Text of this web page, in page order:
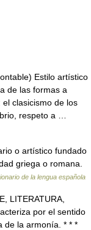
Estilo artístico
de las formas a
clasicismo de los
respeto a …
o artístico fundado
griega o romana.
de la lengua española
LITERATURA,
por el sentido
de la armonía. * * *